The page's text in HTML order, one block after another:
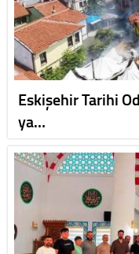
Eskişehir Tarihi
ya…